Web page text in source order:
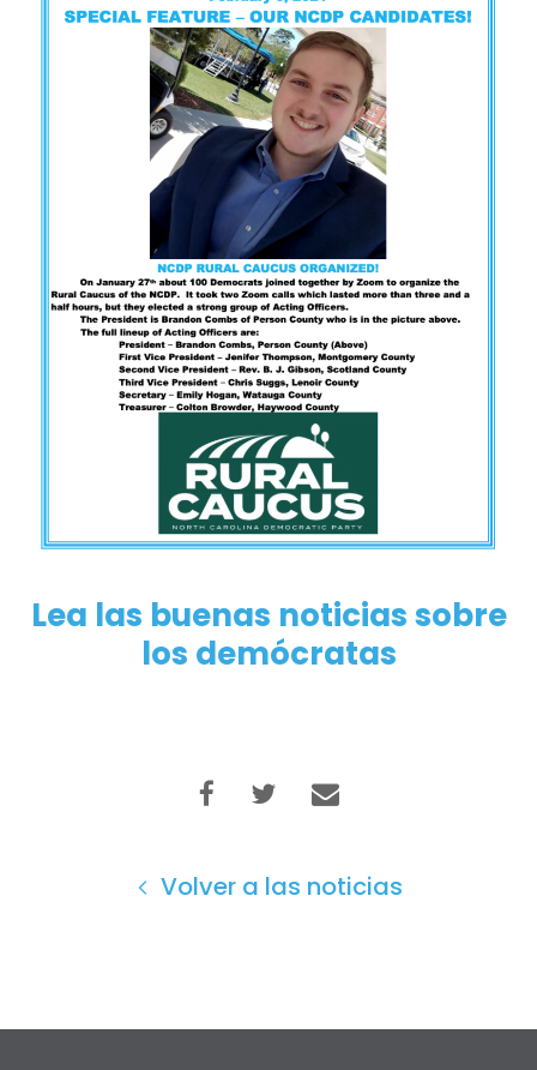
Lea las buenas noticias sobre
los demócratas
Volver a las noticias